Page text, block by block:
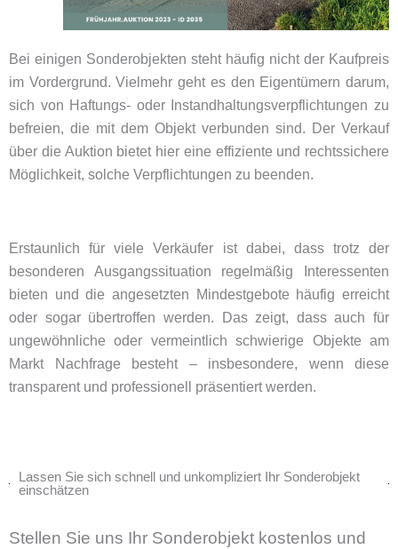
Bei einigen Sonderobjekten steht häufig nicht der Kaufpreis
im Vordergrund. Vielmehr geht es den Eigentümern darum,
sich von Haftungs- oder Instandhaltungsverpflichtungen zu
befreien, die mit dem Objekt verbunden sind. Der Verkauf
über die Auktion bietet hier eine effiziente und rechtssichere
Möglichkeit, solche Verpflichtungen zu beenden.
Erstaunlich für viele Verkäufer ist dabei, dass trotz der
besonderen Ausgangssituation regelmäßig Interessenten
bieten und die angesetzten Mindestgebote häufig erreicht
oder sogar übertroffen werden. Das zeigt, dass auch für
ungewöhnliche oder vermeintlich schwierige Objekte am
Markt Nachfrage besteht – insbesondere, wenn diese
transparent und professionell präsentiert werden.
Lassen Sie sich schnell und unkompliziert Ihr Sonderobjekt
einschätzen
Stellen Sie uns Ihr Sonderobjekt kostenlos und